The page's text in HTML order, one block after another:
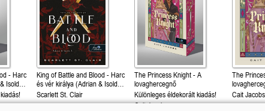
- Harc
Isolde
King of Battle and Blood - Harc
és vér királya (Adrian & Isolde
1.)
Scarlett St. Clair
The Princess Knight - A
lovaghercegnő
Különleges éldekorált kiadás!
Cait Jacobs
The
Cait Jacobs